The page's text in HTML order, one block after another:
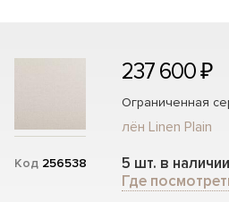
Код 256538
237 600 ₽
Ограниченная
лён Linen Plain
5 шт. в наличии
Где